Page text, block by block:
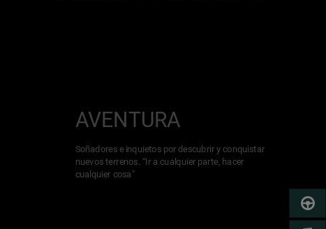
AVENTURA
Soñadores e inquietos por descubrir y conquistar
nuevos terrenos. “Ir a cualquier parte, hacer
cualquier cosa"